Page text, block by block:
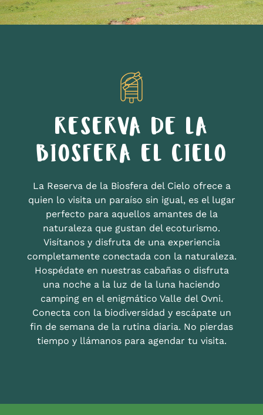
RESERVA DE LA
BIOSFERA EL CIELO
La Reserva de la Biosfera del Cielo ofrece a
quien lo visita un paraíso sin igual, es el lugar
perfecto para aquellos amantes de la
naturaleza que gustan del ecoturismo.
Visítanos y disfruta de una experiencia
completamente conectada con la naturaleza.
Hospédate en nuestras cabañas o disfruta
una noche a la luz de la luna haciendo
camping en el enigmático Valle del Ovni.
Conecta con la biodiversidad y escápate un
fin de semana de la rutina diaria. No pierdas
tiempo y llámanos para agendar tu visita.